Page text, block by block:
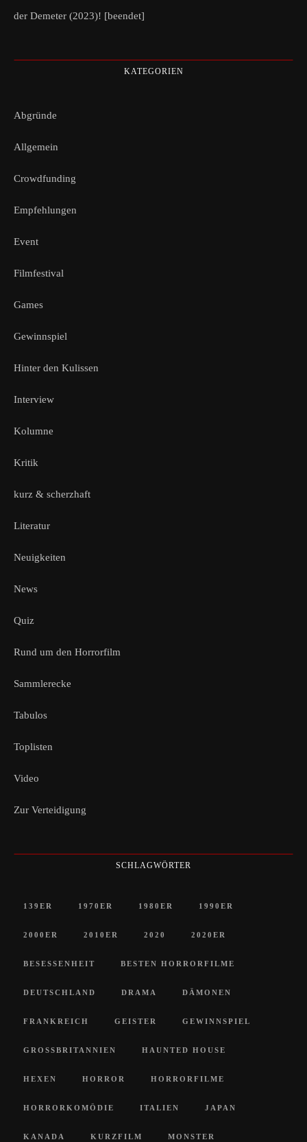
der Demeter (2023)! [beendet]
KATEGORIEN
Abgründe
Allgemein
Crowdfunding
Empfehlungen
Event
Filmfestival
Games
Gewinnspiel
Hinter den Kulissen
Interview
Kolumne
Kritik
kurz & scherzhaft
Literatur
Neuigkeiten
News
Quiz
Rund um den Horrorfilm
Sammlerecke
Tabulos
Toplisten
Video
Zur Verteidigung
SCHLAGWÖRTER
139ER 1970ER 1980ER 1990ER
2000ER 2010ER 2020 2020ER
BESESSENHEIT BESTEN HORRORFILME
DEUTSCHLAND DRAMA DÄMONEN
FRANKREICH GEISTER GEWINNSPIEL
GROSSBRITANNIEN HAUNTED HOUSE
HEXEN HORROR HORRORFILME
HORRORKOMÖDIE ITALIEN JAPAN
KANADA KURZFILM MONSTER